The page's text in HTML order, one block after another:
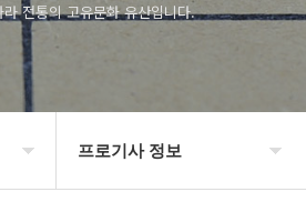
전통의 고유문화 유산입니다.
프로기사 정보